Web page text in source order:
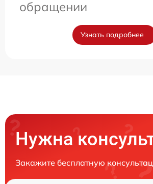
обращении
Узнать подробнее
Нужна
Закажите бесплатную